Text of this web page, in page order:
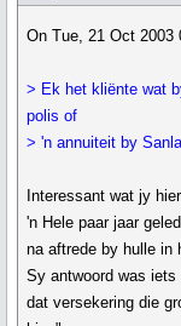
On Tue, 21 Oct 2003
> Ek het kliënte wat
polis of
> 'n annuiteit by
Interessant wat jy
'n Hele paar jaar
na aftrede by hulle in
Sy antwoord was
dat versekering die